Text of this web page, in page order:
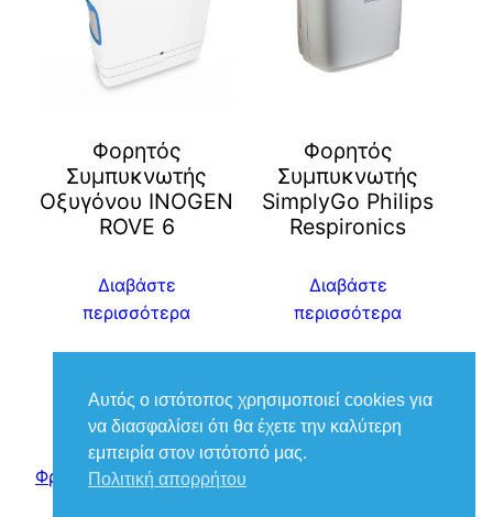
Φορητός
Συμπυκνωτής
Οξυγόνου INOGEN
ROVE 6
Διαβάστε
περισσότερα
Φορητός
Συμπυκνωτής
SimplyGo Philips
Respironics
Διαβάστε
περισσότερα
Φροντίδα Ιατρικά – Βούκιας Βασίλειος
Αυτός ο ιστότοπος χρησιμοποιεί cookies για
να διασφαλίσει ότι θα έχετε την καλύτερη
εμπειρία στον ιστότοπό μας.
Πολιτική απορρήτου